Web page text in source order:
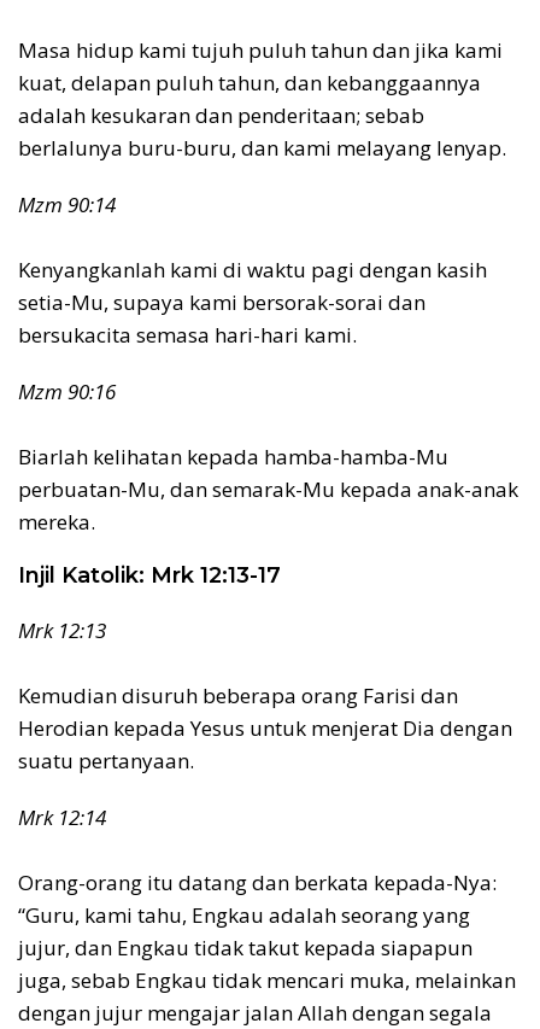
Masa hidup kami tujuh puluh tahun dan jika kami
kuat, delapan puluh tahun, dan kebanggaannya
adalah kesukaran dan penderitaan; sebab
berlalunya buru-buru, dan kami melayang lenyap.
Mzm 90:14
Kenyangkanlah kami di waktu pagi dengan kasih
setia-Mu, supaya kami bersorak-sorai dan
bersukacita semasa hari-hari kami.
Mzm 90:16
Biarlah kelihatan kepada hamba-hamba-Mu
perbuatan-Mu, dan semarak-Mu kepada anak-anak
mereka.
Injil Katolik: Mrk 12:13-17
Mrk 12:13
Kemudian disuruh beberapa orang Farisi dan
Herodian kepada Yesus untuk menjerat Dia dengan
suatu pertanyaan.
Mrk 12:14
Orang-orang itu datang dan berkata kepada-Nya:
“Guru, kami tahu, Engkau adalah seorang yang
jujur, dan Engkau tidak takut kepada siapapun
juga, sebab Engkau tidak mencari muka, melainkan
dengan jujur mengajar jalan Allah dengan segala